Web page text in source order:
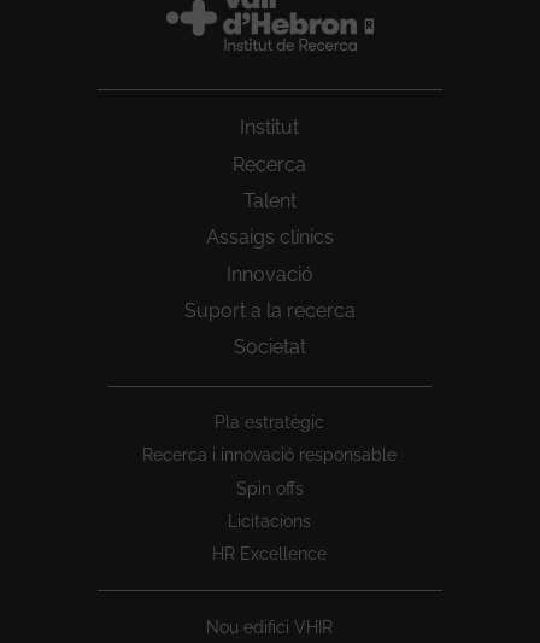
Institut
Recerca
Talent
Assaigs clínics
Innovació
Suport a la recerca
Societat
Pla estratègic
Recerca i innovació responsable
Spin offs
Licitacions
HR Excellence
Nou edifici VHIR